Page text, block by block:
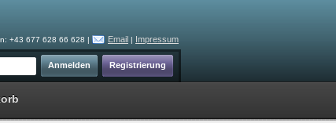
+43 677 628 66 628 | Email | Impressum